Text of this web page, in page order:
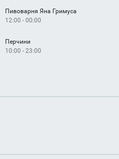
Пивоварня Яна Гримуса
12:00 - 00:00
Перчини
10:00 - 23:00